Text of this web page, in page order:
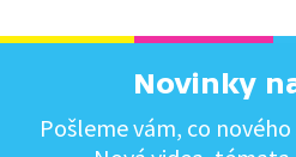
Novinky
Pošleme vám, co